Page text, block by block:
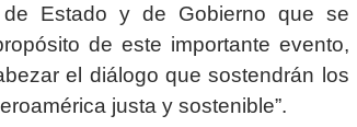
Estado y de Gobierno que se
de este importante evento,
el diálogo que sostendrán los
justa y sostenible”.